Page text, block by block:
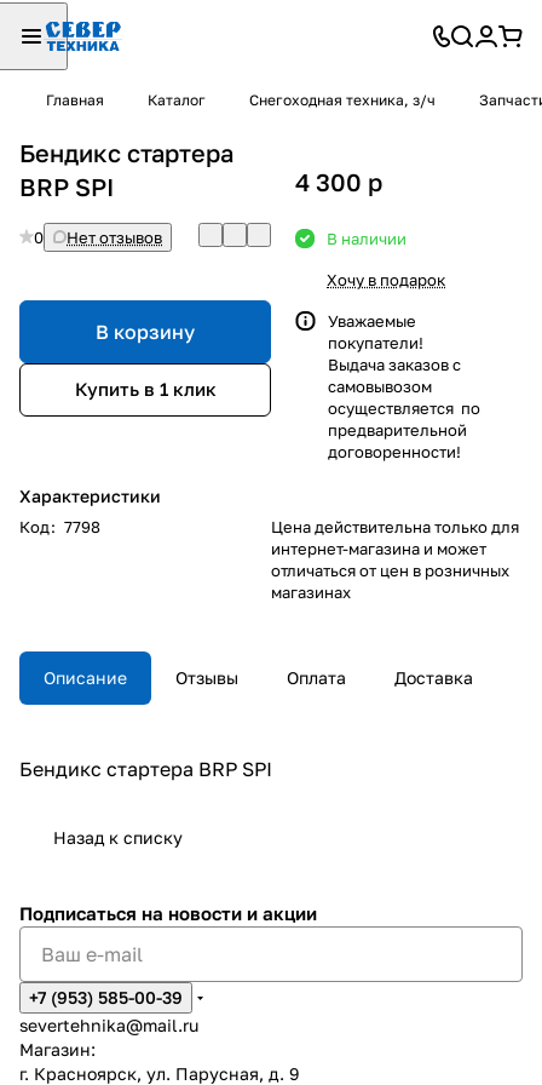
Главная Каталог Снегоходная техника, з/ч
Бендикс стартера
BRP SPI
0 Нет отзывов
В корзину
Купить в 1 клик
Характеристики
Код: 7798
4 300 p
В наличии
Хочу в подарок
Уважаемые
покупатели!
Выдача заказов с
самовывозом
осуществляется по
предварительной
договоренности!
Цена действительна только для
интернет-магазина и может
отличаться от цен в розничных
магазинах
Описание Отзывы Оплата Доставка
Бендикс стартера BRP SPI
Назад к списку
Подписаться на новости и акции
+7 (953) 585-00-39
severtehnika@mail.ru
Магазин:
г. Красноярск, ул. Парусная, д. 9